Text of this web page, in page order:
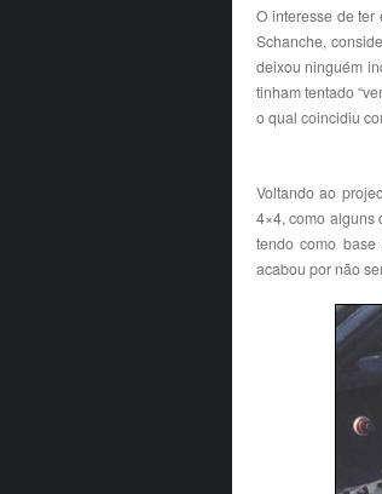
O interesse de ter
Schanche,
deixou ninguém
tinham tentado
o qual coincidiu
Voltando ao
4×4, como alguns
tendo como
acabou por não